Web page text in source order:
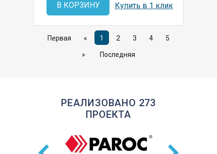
В КОРЗИНУ Купить в 1 клик
Первая « 1 2 3 4 5
» Последняя
РЕАЛИЗОВАНО 273
ПРОЕКТА